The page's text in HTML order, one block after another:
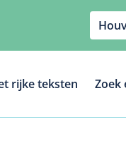
rijke teksten Zoek